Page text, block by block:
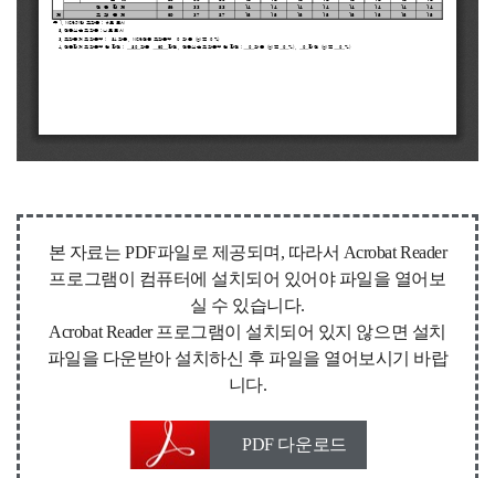
본 자료는 PDF파일로 제공되며, 따라서 Acrobat Reader
프로그램이 컴퓨터에 설치되어 있어야 파일을 열어보
실 수 있습니다.
Acrobat Reader 프로그램이 설치되어 있지 않으면 설치
파일을 다운받아 설치하신 후 파일을 열어보시기 바랍
니다.
PDF 다운로드